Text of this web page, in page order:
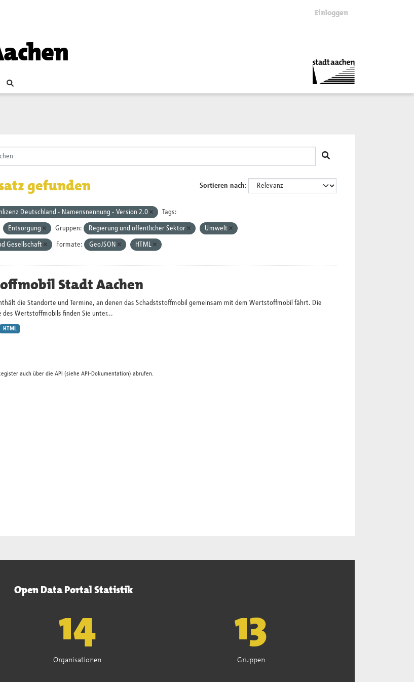
Einloggen
Sortieren nach
gefunden
Deutschland - Namensnennung - Version 2.0 Tags:
Entsorgung Gruppen: Regierung und öffentlicher Sektor Umwelt
Gesellschaft Formate: GeoJSON HTML
Stadt Aachen
die Standorte und Termine, an denen das Schadststoffmobil gemeinsam mit dem Wertstoffmobil fährt. Die
des Wertstoffmobils finden Sie unter...
HTML
auch über die API (siehe API-Dokumentation) abrufen.
Open Data Portal Statistik
15
Organisationen
13
Gruppen